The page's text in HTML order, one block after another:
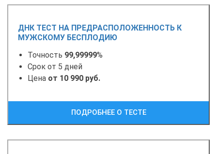
ДНК ТЕСТ НА ПРЕДРАСПОЛОЖЕННОСТЬ К
МУЖСКОМУ БЕСПЛОДИЮ
Точность 99,99999%
Срок от 5 дней
Цена от 10 990 руб.
ПОДРОБНЕЕ О ТЕСТЕ